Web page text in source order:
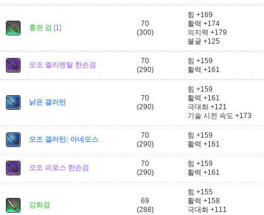
홍련 검 [1]
70
(300)
힘 +169
활력 +174
의지력 +179
불굴 +125
모조 엘리멘탈 한손검
70
(290)
힘 +159
활력 +161
낡은 갤러틴
70
(290)
힘 +159
활력 +161
극대화 +121
기술 시전 속도 +173
모조 갤러틴: 아네모스
70
(290)
힘 +159
활력 +161
모조 피로스 한손검
70
(290)
힘 +159
활력 +161
강화검
69
(288)
힘 +155
활력 +158
극대화 +111